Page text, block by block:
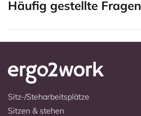
Häufig gestellte Fragen
Sitz-/Steharbeitsplätze
Sitzen & stehen